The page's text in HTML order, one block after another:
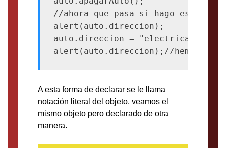
//ahora que pasa si hago
alert(auto.direccion);
auto.direccion = "electrica";
A esta forma de declarar se le llama
notación literal del objeto, veamos el
mismo objeto pero declarado de otra
manera.